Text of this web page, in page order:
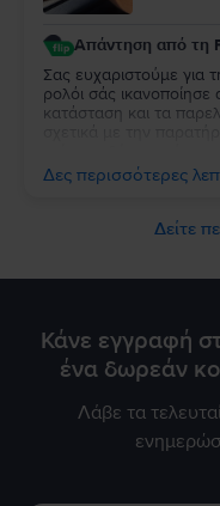
Απάντηση από τη
Σας ευχαριστούμε για
ρολόι σάς
κατάσταση και τα
μπαταρίας κάτω από
αντικατάσταση,
από 2 χρόνια
εξασφαλίσουμε την
Δες περισσότερες
Δείτε
Κάνε εγγραφή
ένα δωρεάν
Λάβε τα